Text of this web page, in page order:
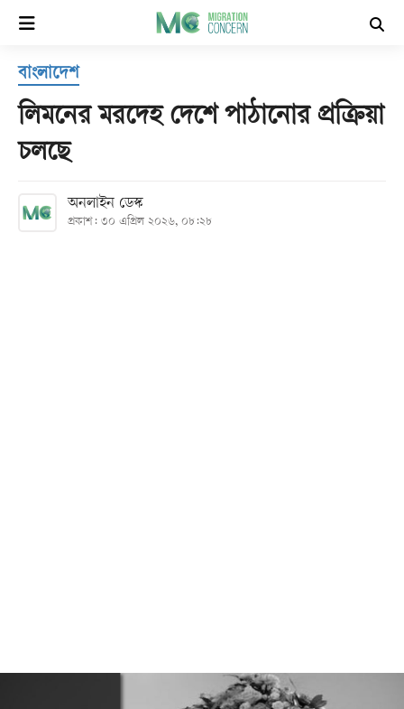
হোম
সর্বশেষ
বিভাগ
বাংলাদেশ
লিমনের মরদেহ দেশে পাঠানোর প্রক্রিয়া
চলছে
অনলাইন ডেস্ক
প্রকাশ: ৩০ এপ্রিল ২০২৬, ০৮:২৮